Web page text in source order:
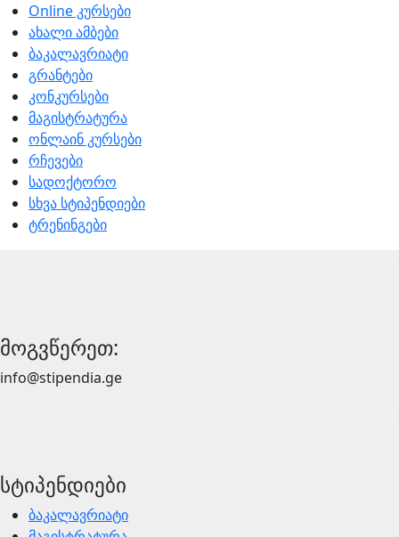
Online კურსები
ახალი ამბები
ბაკალავრიატი
გრანტები
კონკურსები
მაგისტრატურა
ონლაინ კურსები
რჩევები
სადოქტორო
სხვა სტიპენდიები
ტრენინგები
მოგვწერეთ:
info@stipendia.ge
სტიპენდიები
ბაკალავრიატი